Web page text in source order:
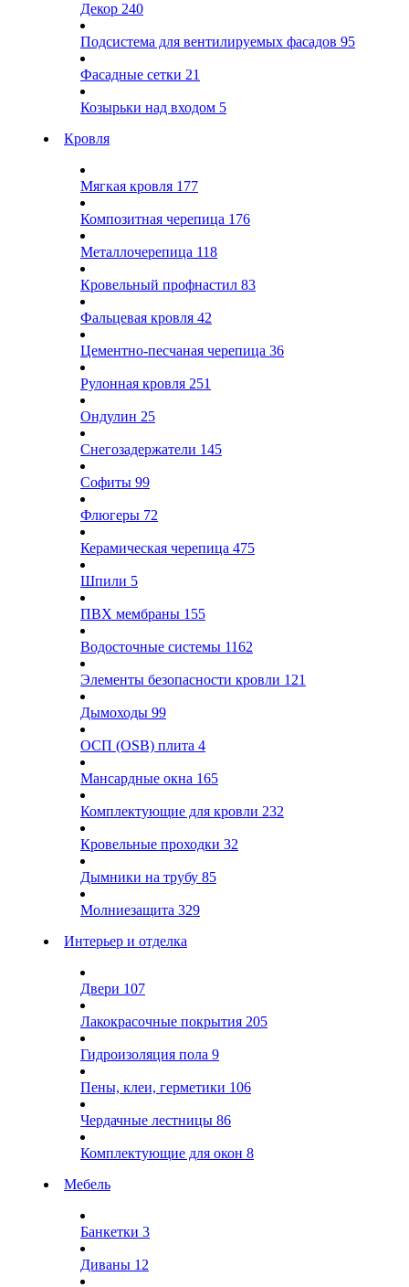
Декор 240
Подсистема для вентилируемых фасадов 95
Фасадные сетки 21
Козырьки над входом 5
Кровля
Мягкая кровля 177
Композитная черепица 176
Металлочерепица 118
Кровельный профнастил 83
Фальцевая кровля 42
Цементно-песчаная черепица 36
Рулонная кровля 251
Ондулин 25
Снегозадержатели 145
Софиты 99
Флюгеры 72
Керамическая черепица 475
Шпили 5
ПВХ мембраны 155
Водосточные системы 1162
Элементы безопасности кровли 121
Дымоходы 99
ОСП (OSB) плита 4
Мансардные окна 165
Комплектующие для кровли 232
Кровельные проходки 32
Дымники на трубу 85
Молниезащита 329
Интерьер и отделка
Двери 107
Лакокрасочные покрытия 205
Гидроизоляция пола 9
Пены, клеи, герметики 106
Чердачные лестницы 86
Комплектующие для окон 8
Мебель
Банкетки 3
Диваны 12